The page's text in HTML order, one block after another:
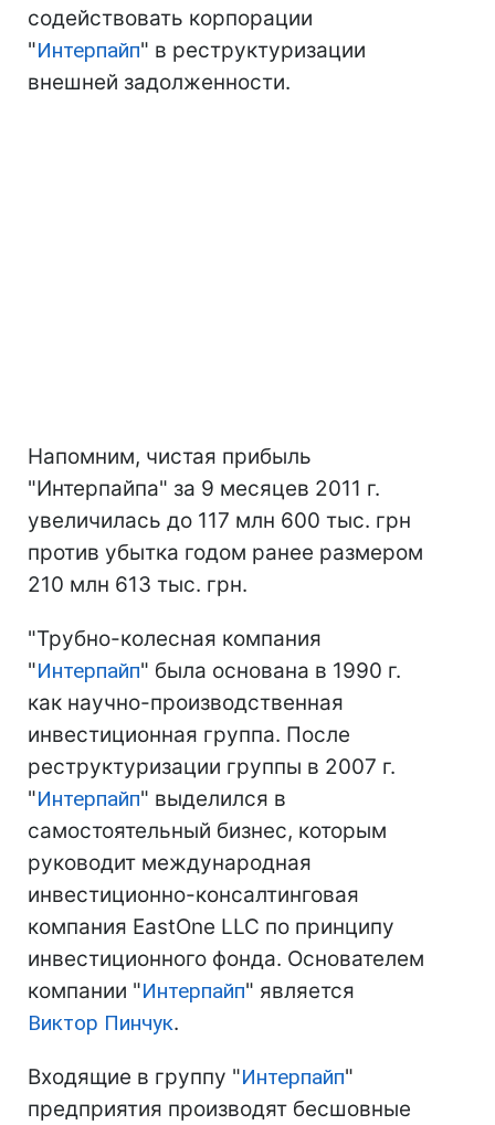
содействовать корпорации
"Интерпайп" в реструктуризации
внешней задолженности.
Напомним, чистая прибыль
"Интерпайпа" за 9 месяцев 2011 г.
увеличилась до 117 млн 600 тыс. грн
против убытка годом ранее размером
210 млн 613 тыс. грн.
"Трубно-колесная компания
"Интерпайп" была основана в 1990 г.
как научно-производственная
инвестиционная группа. После
реструктуризации группы в 2007 г.
"Интерпайп" выделился в
самостоятельный бизнес, которым
руководит международная
инвестиционно-консалтинговая
компания EastOne LLC по принципу
инвестиционного фонда. Основателем
компании "Интерпайп" является
Виктор Пинчук.
Входящие в группу "Интерпайп"
предприятия производят бесшовные